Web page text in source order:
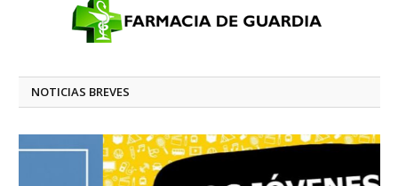
NOTICIAS BREVES